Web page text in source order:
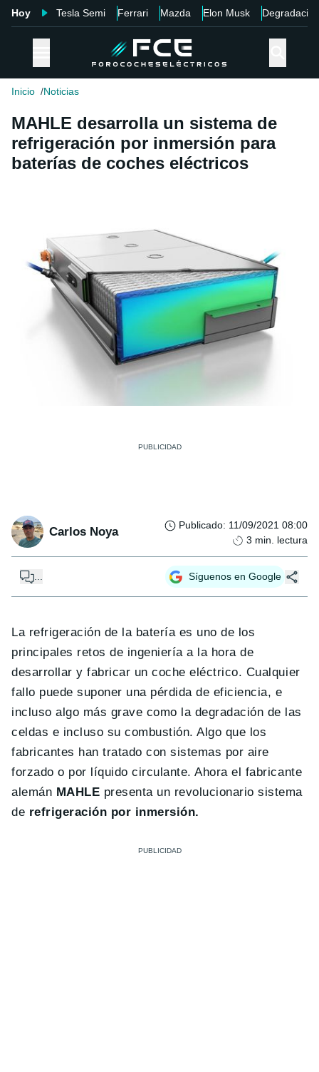
Hoy Tesla Semi Ferrari Mazda Elon Musk Degradación
Inicio Noticias
MAHLE desarrolla un sistema de
refrigeración por inmersión para
baterías de coches eléctricos
Carlos Noya Publicado: 11/09/2021 08:00
3 min. lectura
... Síguenos en Google
La refrigeración de la batería es uno de los
principales retos de ingeniería a la hora de
desarrollar y fabricar un coche eléctrico. Cualquier
fallo puede suponer una pérdida de eficiencia, e
incluso algo más grave como la degradación de las
celdas e incluso su combustión. Algo que los
fabricantes han tratado con sistemas por aire
forzado o por líquido circulante. Ahora el fabricante
alemán MAHLE presenta un revolucionario sistema
de refrigeración por inmersión.